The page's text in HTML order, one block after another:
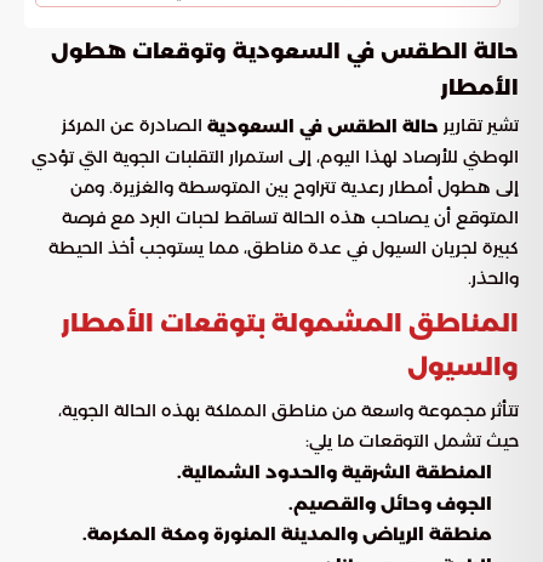
حالة الطقس في السعودية وتوقعات هطول
الأمطار
تشير تقارير حالة الطقس في السعودية الصادرة عن المركز
الوطني للأرصاد لهذا اليوم، إلى استمرار التقلبات الجوية التي تؤدي
إلى هطول أمطار رعدية تتراوح بين المتوسطة والغزيرة. ومن
المتوقع أن يصاحب هذه الحالة تساقط لحبات البرد مع فرصة
كبيرة لجريان السيول في عدة مناطق، مما يستوجب أخذ الحيطة
والحذر.
المناطق المشمولة بتوقعات الأمطار
والسيول
تتأثر مجموعة واسعة من مناطق المملكة بهذه الحالة الجوية،
حيث تشمل التوقعات ما يلي:
المنطقة الشرقية والحدود الشمالية.
الجوف وحائل والقصيم.
منطقة الرياض والمدينة المنورة ومكة المكرمة.